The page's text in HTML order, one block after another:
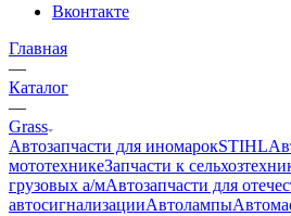
Вконтакте
Главная
—
Каталог
—
Grass
Автозапчасти для иномарокSTIHL
мототехникеЗапчасти к
грузовых а/мАвтозапчасти для
автосигнализацииАвтолампы